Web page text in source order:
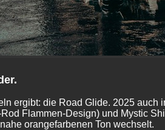
ergibt: die Road Glide. 2025
Flammen-Design) und Mystic
orangefarbenen Ton wechselt.